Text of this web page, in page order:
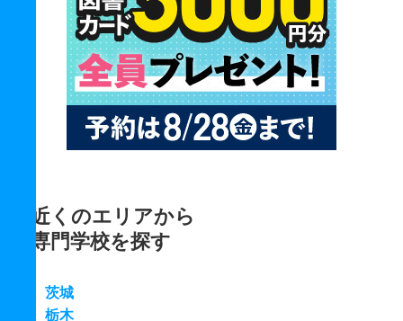
近くのエリアから
専門学校を探す
茨城
栃木